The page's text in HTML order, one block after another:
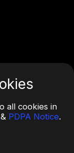
all cookies in
& PDPA Notice.